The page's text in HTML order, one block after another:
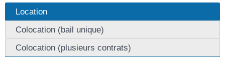
Location
Colocation (bail unique)
Colocation (plusieurs contrats)